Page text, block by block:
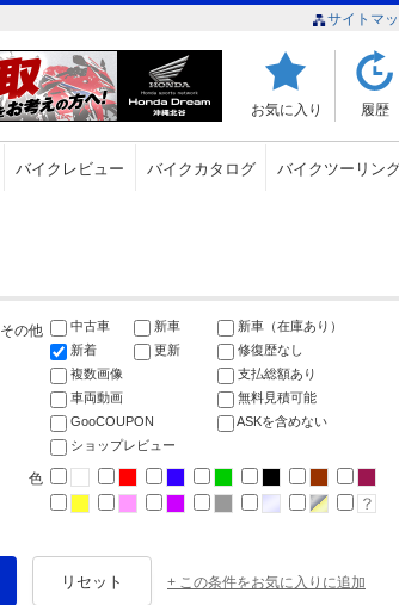
サイトマ
お気に入り 履歴
バイクレビュー バイクカタログ バイクツーリン
その他 中古車 新車
新車（在庫あり）
新着
更新
修復歴なし
複数画像
支払総額あり
車両動画
無料見積可能
GooCOUPON
ASKを含めない
ショップレビュー
色
+ この条件をお気に入りに追加